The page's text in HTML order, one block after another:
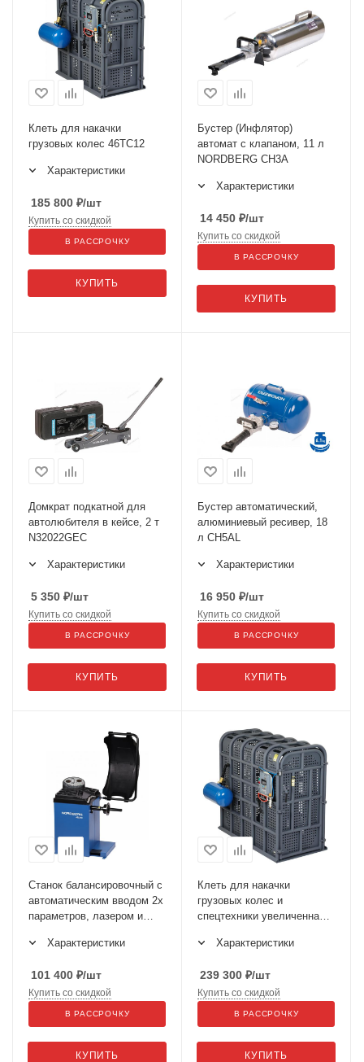
Клеть для накачки
грузовых колес 46TC12
Характеристики
185 800 ₽/шт
КУПИТЬ
Купить со скидкой
В РАССРОЧКУ
Бустер (Инфлятор)
автомат с клапаном, 11 л
NORDBERG CH3A
Характеристики
14 450 ₽/шт
КУПИТЬ
Купить со скидкой
В РАССРОЧКУ
Домкрат подкатной для
автолюбителя в кейсе, 2 т
N32022GEC
Характеристики
5 350 ₽/шт
КУПИТЬ
Купить со скидкой
В РАССРОЧКУ
Бустер автоматический,
алюминиевый ресивер, 18
л CH5AL
Характеристики
16 950 ₽/шт
КУПИТЬ
Купить со скидкой
В РАССРОЧКУ
Станок балансировочный с
автоматическим вводом 2х
параметров, лазером и
4523N1Характеристики
101 400 ₽/шт
КУПИТЬ
Купить со скидкой
В РАССРОЧКУ
Клеть для накачки
грузовых колес и
спецтехники увеличенная
Характеристики
239 300 ₽/шт
КУПИТЬ
Купить со скидкой
В РАССРОЧКУ